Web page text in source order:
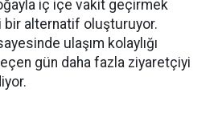
iç içe vakit geçirmek
alternatif oluşturuyor.
ulaşım kolaylığı
gün daha fazla ziyaretçiyi